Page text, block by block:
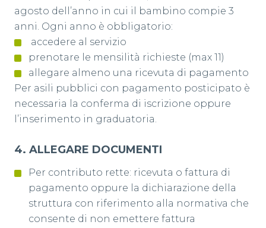
agosto dell’anno in cui il bambino compie 3
anni. Ogni anno è obbligatorio:
accedere al servizio
prenotare le mensilità richieste (max 11)
allegare almeno una ricevuta di pagamento
Per asili pubblici con pagamento posticipato è
necessaria la conferma di iscrizione oppure
l’inserimento in graduatoria.
4️. ALLEGARE DOCUMENTI
Per contributo rette: ricevuta o fattura di
pagamento oppure la dichiarazione della
struttura con riferimento alla normativa che
consente di non emettere fattura